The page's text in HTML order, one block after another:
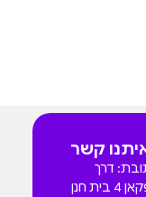
קשר
דרך
הפקאן 4 בית חנן